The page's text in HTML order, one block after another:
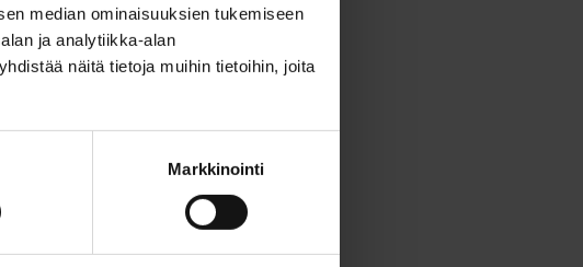
median ominaisuuksien tukemiseen
ja analytiikka-alan
näitä tietoja muihin tietoihin, joita
Markkinointi
arvolla